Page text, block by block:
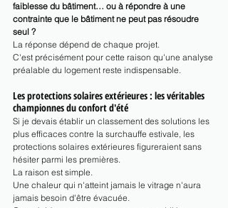
faiblesse du bâtiment… ou à répondre à une
contrainte que le bâtiment ne peut pas résoudre
seul ?
La réponse dépend de chaque projet.
C'est précisément pour cette raison qu'une analyse
préalable du logement reste indispensable.
Les protections solaires extérieures : les véritables
championnes du confort d'été
Si je devais établir un classement des solutions les
plus efficaces contre la surchauffe estivale, les
protections solaires extérieures figureraient sans
hésiter parmi les premières.
La raison est simple.
Une chaleur qui n'atteint jamais le vitrage n'aura
jamais besoin d'être évacuée.